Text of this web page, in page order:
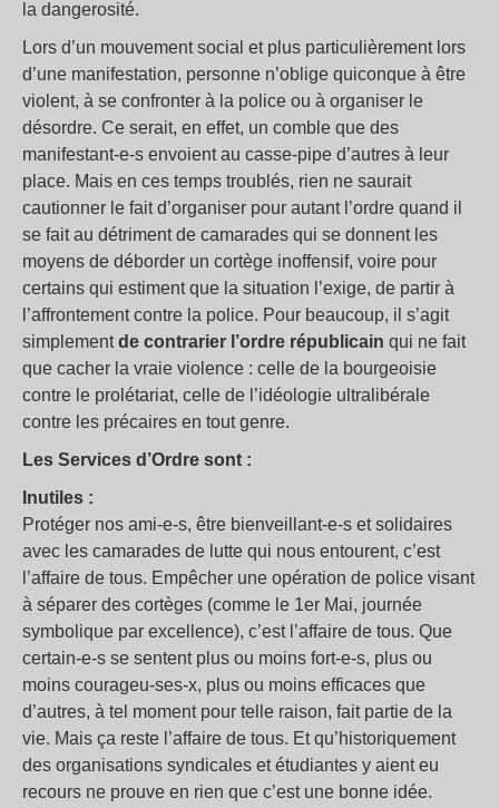
la dangerosité.
Lors d’un mouvement social et plus particulièrement lors
d’une manifestation, personne n’oblige quiconque à être
violent, à se confronter à la police ou à organiser le
désordre. Ce serait, en effet, un comble que des
manifestant-e-s envoient au casse-pipe d’autres à leur
place. Mais en ces temps troublés, rien ne saurait
cautionner le fait d’organiser pour autant l’ordre quand il
se fait au détriment de camarades qui se donnent les
moyens de déborder un cortège inoffensif, voire pour
certains qui estiment que la situation l’exige, de partir à
l’affrontement contre la police. Pour beaucoup, il s’agit
simplementde contrarier l’ordre républicain qui ne fait
que cacher la vraie violence : celle de la bourgeoisie
contre le prolétariat, celle de l’idéologie ultralibérale
contre les précaires en tout genre.
Les Services d’Ordre sont :
Inutiles :
Protéger nos ami-e-s, être bienveillant-e-s et solidaires
avec les camarades de lutte qui nous entourent, c’est
l’affaire de tous. Empêcher une opération de police visant
à séparer des cortèges (comme le 1er Mai, journée
symbolique par excellence), c’est l’affaire de tous. Que
certain-e-s se sentent plus ou moins fort-e-s, plus ou
moins courageu-ses-x, plus ou moins efficaces que
d’autres, à tel moment pour telle raison, fait partie de la
vie. Mais ça reste l’affaire de tous. Et qu’historiquement
des organisations syndicales et étudiantes y aient eu
recours ne prouve en rien que c’est une bonne idée.